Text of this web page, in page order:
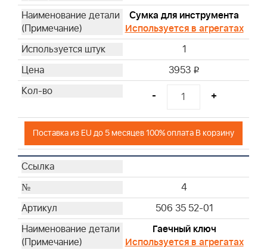
Сумка для инструмента
Используется в агрегатах
1
3953 i
- +
Поставка из EU до 5 месяцев 100% оплата В корзину
4
506 35 52-01
Гаечный ключ
Используется в агрегатах